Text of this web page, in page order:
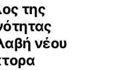
της
νέου